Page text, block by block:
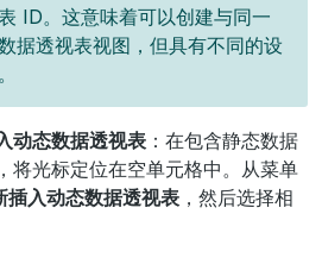
ID。这意味着可以创建与同一
据透视表视图，但具有不同的设
动态数据透视表 ：在包含静态数据
将光标定位在空单元格中。从菜单
插入动态数据透视表 ，然后选择相